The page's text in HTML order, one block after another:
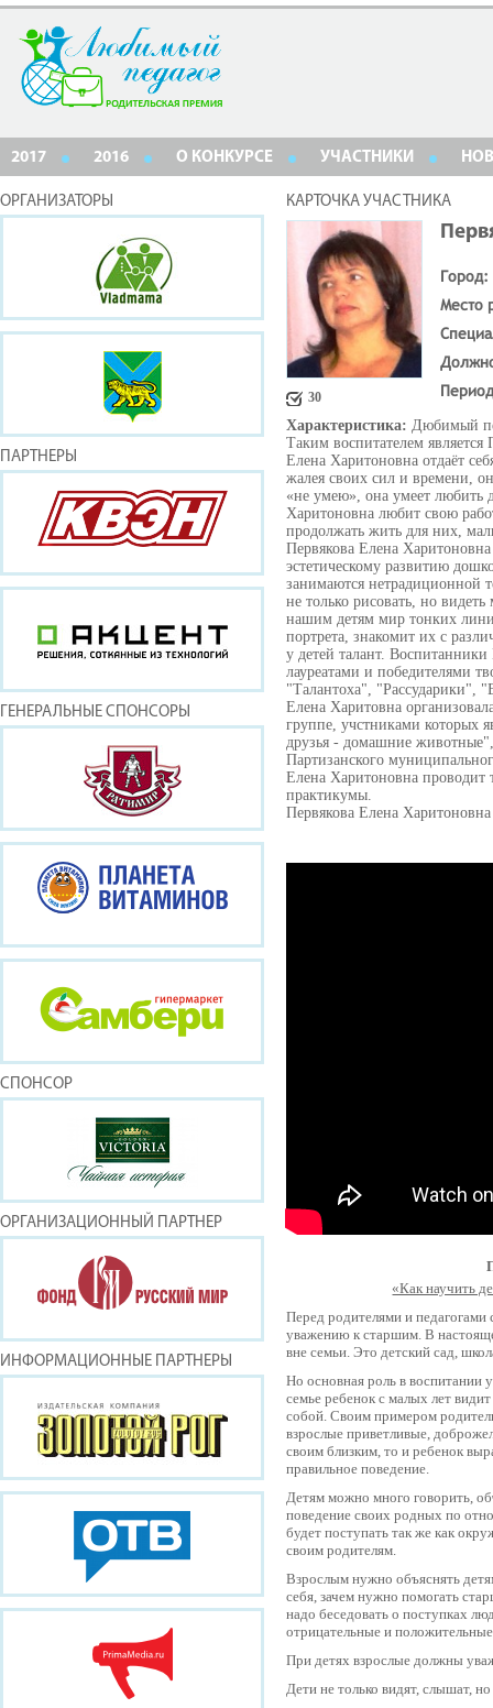
2017 2016 О КОНКУРСЕ УЧАСТНИКИ
ОРГАНИЗАТОРЫ
ПАРТНЕРЫ
ГЕНЕРАЛЬНЫЕ СПОНСОРЫ
СПОНСОР
ОРГАНИЗАЦИОННЫЙ ПАРТНЕР
ИНФОРМАЦИОННЫЕ ПАРТНЕРЫ
КАРТОЧКА УЧАСТНИКА
30
Город:
Место
Характеристика: Дюбимый
Таким воспитателем
Елена Харитоновна отдаёт
жалея своих сил и времени,
«не умею», она умеет любить
Харитоновна любит свою
продолжать жить для них,
Первякова Елена
эстетическому развитию
занимаются нетрадиционной
не только рисовать, но
нашим детям мир тонких
портрета, знакомит их с
у детей талант.
лауреатами и победителями
"Талантоха", "Рассударики",
Елена Харитовна
группе, учстниками которых
друзья - домашние
Партизанского
Елена Харитоновна проводит
практикумы.
Первякова Елена
«Как научить
Перед родителями и педагогами
уважению к старшим. В
вне семьи. Это детский сад,
Но основная роль в воспитании
семье ребенок с малых лет
собой. Своим примером
взрослые приветливые,
своим близким, то и ребенок
правильное поведение.
Детям можно много говорить,
поведение своих родных по
будет поступать так же как
своим родителям.
Взрослым нужно объяснять
себя, зачем нужно помогать
надо беседовать о поступках
отрицательные и
При детях взрослые должны
Дети не только видят, слышат,